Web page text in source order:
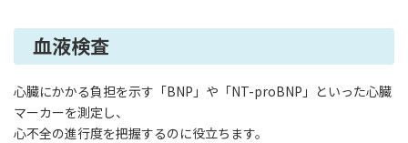
血液検査
心臓にかかる負担を示す「BNP」や「NT-proBNP」といった心臓
マーカーを測定し、
心不全の進行度を把握するのに役立ちます。